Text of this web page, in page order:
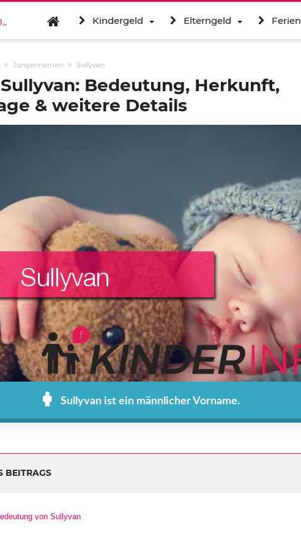
Kindergeld Elterngeld Ferien
Jungennamen Sullyvan
Bedeutung, Herkunft,
& weitere Details
Sullyvan ist ein männlicher Vorname.
BEITRAGS
von Sullyvan